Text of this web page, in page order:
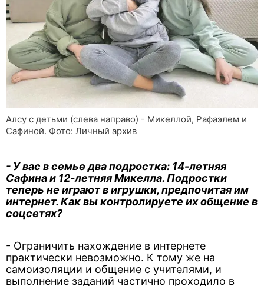
Алсу с детьми (слева направо) - Микеллой, Рафаэлем и
Сафиной. Фото: Личный архив
- У вас в семье два подростка: 14-летняя
Сафина и 12-летняя Микелла. Подростки
теперь не играют в игрушки, предпочитая им
интернет. Как вы контролируете их общение в
соцсетях?
- Ограничить нахождение в интернете
практически невозможно. К тому же на
самоизоляции и общение с учителями, и
выполнение заданий частично проходило в